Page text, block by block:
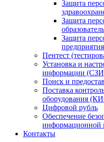
Защита
Защита
Защита
Пентест
Установка и
информации
Поиск и
Поставка
оборудования
Цифровой рубль
Обеспечение
информационной
Контакты